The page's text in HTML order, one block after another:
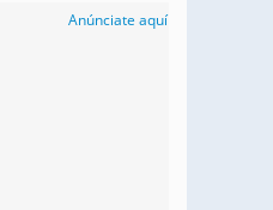
Anúnciate aquí